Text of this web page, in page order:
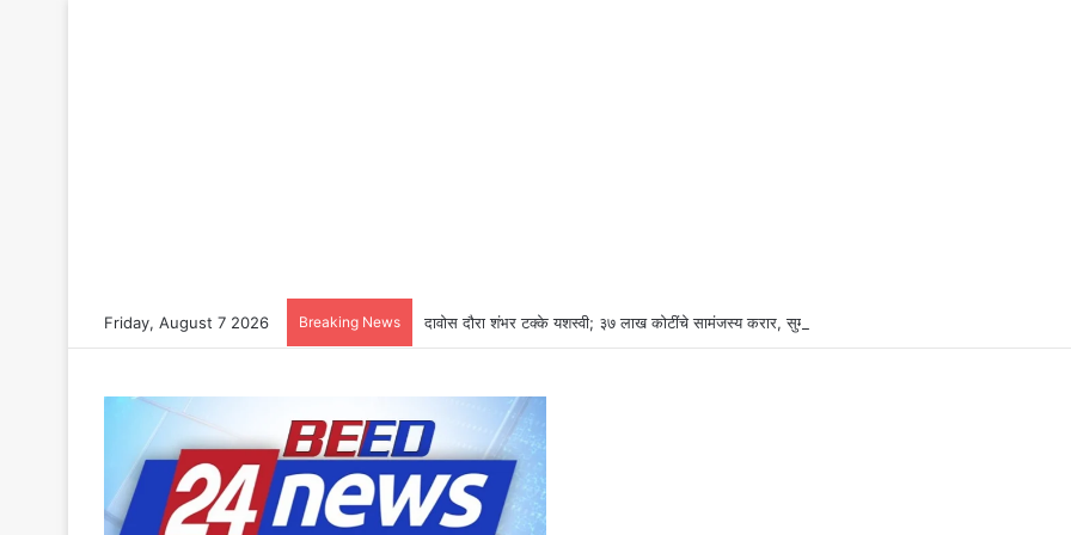
Friday, August 7 2026 Breaking News दावोस दौरा शंभर टक्के यशस्वी; ३७ लाख कोटींचे सामंजस्य करार, सुमारे ४३ लाख रोजगारनिर्मिती – उद्योगमंत्री डॉ.